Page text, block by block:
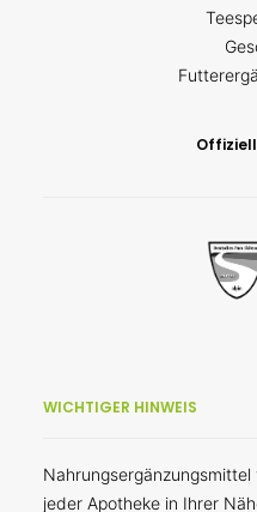
WICHTIGER HINWEIS
jeder Apotheke in Ihrer